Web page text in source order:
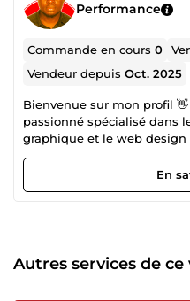
Performance
Commande en cours0
Vendeur depuisOct. 2025
Bienvenue sur mon profil
passionné spécialisé dans
graphique et le web
transformer vos idées en
captent l’attention et
Ce que je vous propose :
mesure : création de logos,
cartes de visite, et visuels
En
Autres services de ce